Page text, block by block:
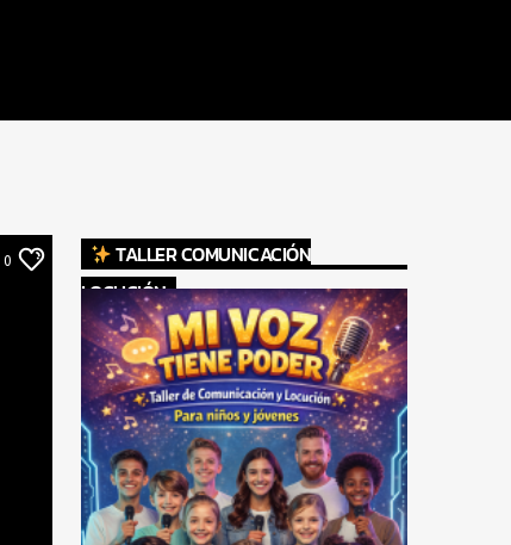
0
TALLER COMUNICACIÓN
LOCUCIÓN